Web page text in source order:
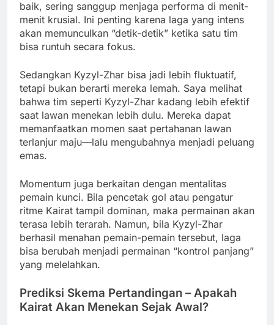
baik, sering sanggup menjaga performa di menit-
menit krusial. Ini penting karena laga yang intens
akan memunculkan “detik-detik” ketika satu tim
bisa runtuh secara fokus.
Sedangkan Kyzyl-Zhar bisa jadi lebih fluktuatif,
tetapi bukan berarti mereka lemah. Saya melihat
bahwa tim seperti Kyzyl-Zhar kadang lebih efektif
saat lawan menekan lebih dulu. Mereka dapat
memanfaatkan momen saat pertahanan lawan
terlanjur maju—lalu mengubahnya menjadi peluang
emas.
Momentum juga berkaitan dengan mentalitas
pemain kunci. Bila pencetak gol atau pengatur
ritme Kairat tampil dominan, maka permainan akan
terasa lebih terarah. Namun, bila Kyzyl-Zhar
berhasil menahan pemain-pemain tersebut, laga
bisa berubah menjadi permainan “kontrol panjang”
yang melelahkan.
Prediksi Skema Pertandingan – Apakah
Kairat Akan Menekan Sejak Awal?